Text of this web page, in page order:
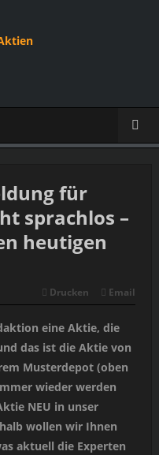
für
sprachlos –
heutigen
Drucken Email
eine Aktie, die
das ist die Aktie von
Musterdepot (oben
wieder werden
NEU in unser
wollen wir Ihnen
aktuell die Experten